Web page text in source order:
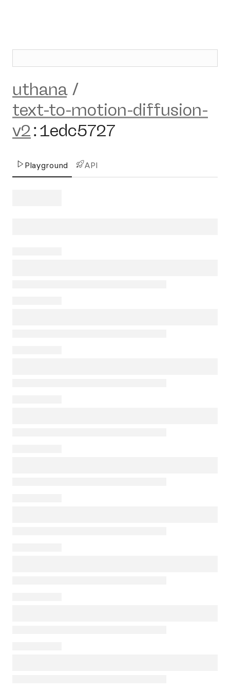
uthana /
text-to-motion-diffusion-
v2:1edc5727
Playground API